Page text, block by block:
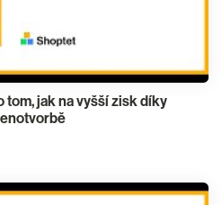
jak na vyšší zisk díky